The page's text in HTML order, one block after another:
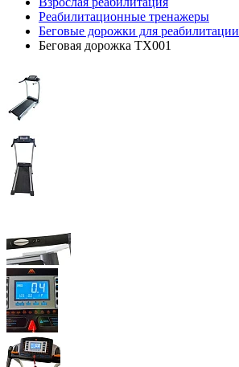
Реабилитационные тренажеры
Беговые дорожки для реабилитации
Беговая дорожка TX001